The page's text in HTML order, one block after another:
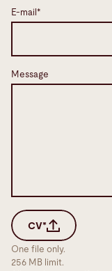
E-mail*
Message
CV*
One file only.
256 MB limit.